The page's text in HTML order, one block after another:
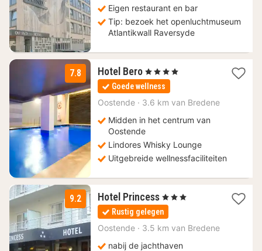
Eigen restaurant en bar
Tip: bezoek het openluchtmuseum
Atlantikwall Raversyde
7.8 Hotel Bero 1
nacht
vanaf
156
, 4 Sterren
Goede wellness
Oostende · 3.6 km van Bredene
Midden in het centrum van
Oostende
Lindores Whisky Lounge
Uitgebreide wellnessfaciliteiten
9.2 Hotel Princess 1
nacht
vanaf
110
, 3 Sterren
Rustig gelegen
Oostende · 3.5 km van Bredene
nabij de jachthaven